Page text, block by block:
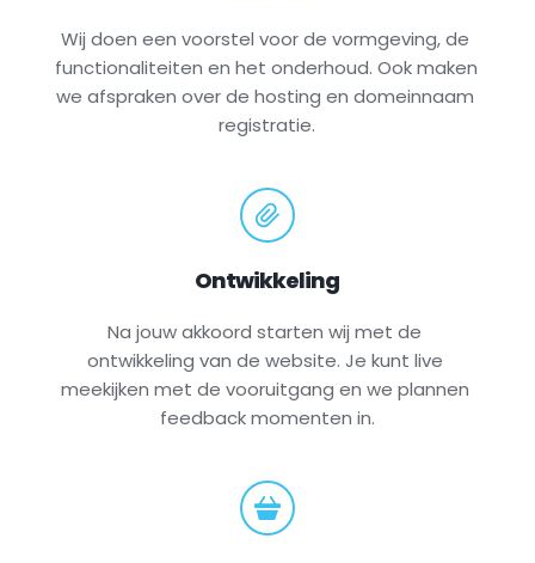
Wij doen een voorstel voor de vormgeving, de
functionaliteiten en het onderhoud. Ook maken
we afspraken over de hosting en domeinnaam
registratie.
Ontwikkeling
Na jouw akkoord starten wij met de
ontwikkeling van de website. Je kunt live
meekijken met de vooruitgang en we plannen
feedback momenten in.